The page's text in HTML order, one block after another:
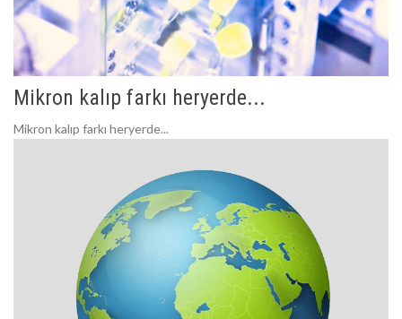
Mikron kalıp farkı heryerde...
Mikron kalıp farkı heryerde...